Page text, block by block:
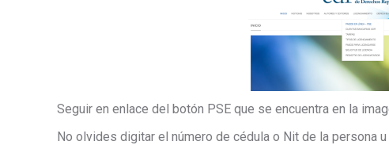
Seguir en enlace del botón PSE que se encuentra en la
No olvides digitar el número de cédula o Nit de la persona